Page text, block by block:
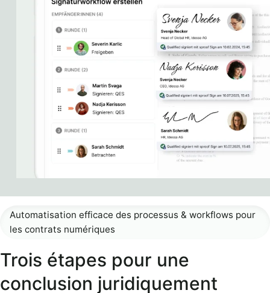
Trois étapes pour une
conclusion juridiquement
Automatisation efficace des processus & workflows pour
les contrats numériques